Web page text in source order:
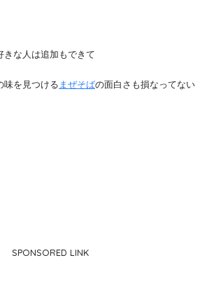
きな人は追加もできて
味を見つける まぜそばの面白さも損なってない
SPONSORED LINK